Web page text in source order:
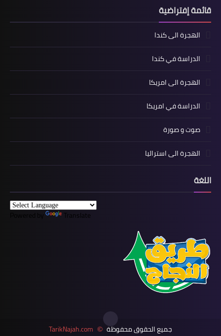
قائمة إفتراضية
الهجرة الى كندا
الدراسة في كندا
الهجرة الى امريكا
الدراسة في امريكا
صوت و صورة
الهجرة الى استراليا
اللغة
Powered by Translate
جميع الحقوق محفوظة ©
TarikNajah.com